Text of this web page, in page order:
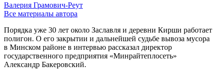
Валерия Грамович-Реут
Все материалы автора
Порядка уже 30 лет около Заславля и деревни Кирши работает
полигон. О его закрытии и дальнейшей судьбе вывоза мусора
в Минском районе в интервью рассказал директор
государственного предприятия «Минрайтеплосеть»
Александр Бакеровский.